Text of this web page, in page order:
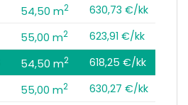
54,50 m2
630,73 €/kk
55,00 m2
623,91 €/kk
54,50 m2
618,25 €/kk
55,00 m2
630,27 €/kk